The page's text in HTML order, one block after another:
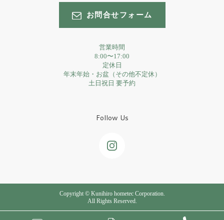
お問合せフォーム
営業時間
8:00〜17:00
定休日
年末年始・お盆（その他不定休）
土日祝日 要予約
Follow Us
Copyright © Kunihiro hometec Corporation.
All Rights Reserved.